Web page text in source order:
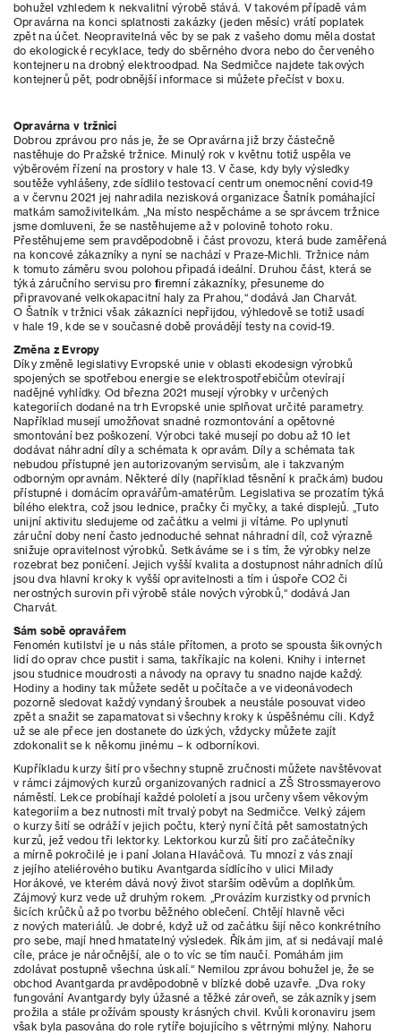
bohužel vzhledem k nekvalitní výrobě stává. V takovém případě vám
Opravárna na konci splatnosti zakázky (jeden měsíc) vrátí poplatek
zpět na účet. Neopravitelná věc by se pak z vašeho domu měla dostat
do ekologické recyklace, tedy do sběrného dvora nebo do červeného
kontejneru na drobný elektroodpad. Na Sedmičce najdete takových
kontejnerů pět, podrobnější informace si můžete přečíst v boxu.
Opravárna v tržnici
Dobrou zprávou pro nás je, že se Opravárna již brzy částečně
nastěhuje do Pražské tržnice. Minulý rok v květnu totiž uspěla ve
výběrovém řízení na prostory v hale 13. V čase, kdy byly výsledky
soutěže vyhlášeny, zde sídlilo testovací centrum onemocnění covid-19
a v červnu 2021 jej nahradila nezisková organizace Šatník pomáhající
matkám samoživitelkám. „Na místo nespěcháme a se správcem tržnice
jsme domluveni, že se nastěhujeme až v polovině tohoto roku.
Přestěhujeme sem pravděpodobně i část provozu, která bude zaměřená
na koncové zákazníky a nyní se nachází v Praze-Michli. Tržnice nám
k tomuto záměru svou polohou připadá ideální. Druhou část, která se
týká záručního servisu pro firemní zákazníky, přesuneme do
připravované velkokapacitní haly za Prahou,“ dodává Jan Charvát.
O Šatník v tržnici však zákazníci nepřijdou, výhledově se totiž usadí
v hale 19, kde se v současné době provádějí testy na covid-19.
Změna z Evropy
Díky změně legislativy Evropské unie v oblasti ekodesign výrobků
spojených se spotřebou energie se elektrospotřebičům otevírají
nadějné vyhlídky. Od března 2021 musejí výrobky v určených
kategoriích dodané na trh Evropské unie splňovat určité parametry.
Například musejí umožňovat snadné rozmontování a opětovné
smontování bez poškození. Výrobci také musejí po dobu až 10 let
dodávat náhradní díly a schémata k opravám. Díly a schémata tak
nebudou přístupné jen autorizovaným servisům, ale i takzvaným
odborným opravnám. Některé díly (například těsnění k pračkám) budou
přístupné i domácím opravářům-amatérům. Legislativa se prozatím týká
bílého elektra, což jsou lednice, pračky či myčky, a také displejů. „Tuto
unijní aktivitu sledujeme od začátku a velmi ji vítáme. Po uplynutí
záruční doby není často jednoduché sehnat náhradní díl, což výrazně
snižuje opravitelnost výrobků. Setkáváme se i s tím, že výrobky nelze
rozebrat bez poničení. Jejich vyšší kvalita a dostupnost náhradních dílů
jsou dva hlavní kroky k vyšší opravitelnosti a tím i úspoře CO2 či
nerostných surovin při výrobě stále nových výrobků,“ dodává Jan
Charvát.
Sám sobě opravářem
Fenomén kutilství je u nás stále přítomen, a proto se spousta šikovných
lidí do oprav chce pustit i sama, takříkajíc na koleni. Knihy i internet
jsou studnice moudrosti a návody na opravy tu snadno najde každý.
Hodiny a hodiny tak můžete sedět u počítače a ve videonávodech
pozorně sledovat každý vyndaný šroubek a neustále posouvat video
zpět a snažit se zapamatovat si všechny kroky k úspěšnému cíli. Když
už se ale přece jen dostanete do úzkých, vždycky můžete zajít
zdokonalit se k někomu jinému – k odborníkovi.
Kupříkladu kurzy šití pro všechny stupně zručnosti můžete navštěvovat
v rámci zájmových kurzů organizovaných radnicí a ZŠ Strossmayerovo
náměstí. Lekce probíhají každé pololetí a jsou určeny všem věkovým
kategoriím a bez nutnosti mít trvalý pobyt na Sedmičce. Velký zájem
o kurzy šití se odráží v jejich počtu, který nyní čítá pět samostatných
kurzů, jež vedou tři lektorky. Lektorkou kurzů šití pro začátečníky
a mírně pokročilé je i paní Jolana Hlaváčová. Tu mnozí z vás znají
z jejího ateliérového butiku Avantgarda sídlícího v ulici Milady
Horákové, ve kterém dává nový život starším oděvům a doplňkům.
Zájmový kurz vede už druhým rokem. „Provázím kurzistky od prvních
šicích krůčků až po tvorbu běžného oblečení. Chtějí hlavně věci
z nových materiálů. Je dobré, když už od začátku šijí něco konkrétního
pro sebe, mají hned hmatatelný výsledek. Říkám jim, ať si nedávají malé
cíle, práce je náročnější, ale o to víc se tím naučí. Pomáhám jim
zdolávat postupně všechna úskalí.“ Nemilou zprávou bohužel je, že se
obchod Avantgarda pravděpodobně v blízké době uzavře. „Dva roky
fungování Avantgardy byly úžasné a těžké zároveň, se zákazníky jsem
prožila a stále prožívám spousty krásných chvil. Kvůli koronaviru jsem
však byla pasována do role rytíře bojujícího s větrnými mlýny. Nahoru